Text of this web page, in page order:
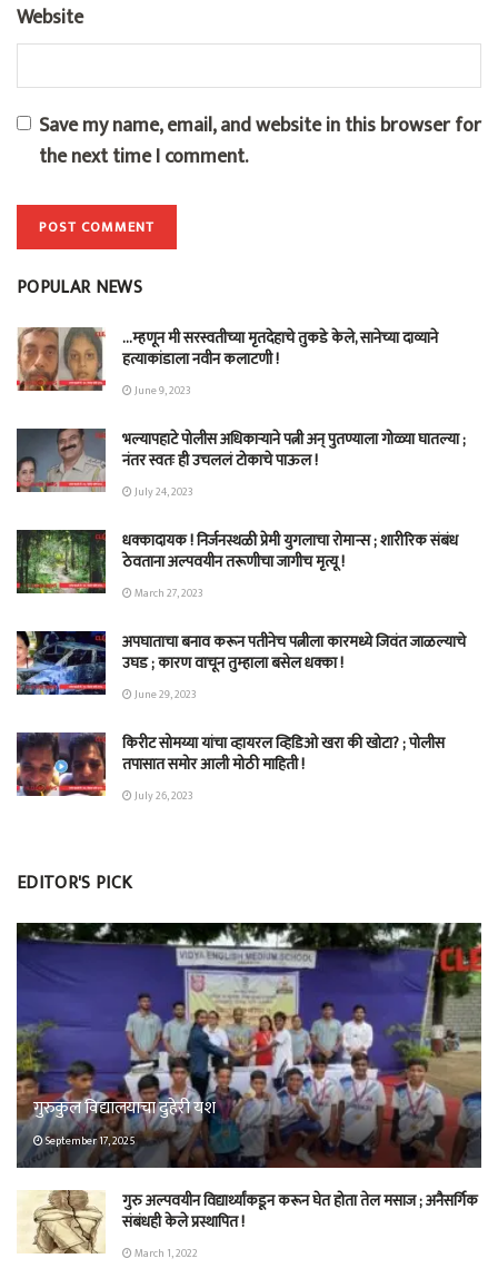
Website
Save my name, email, and website in this browser for
the next time I comment.
POPULAR NEWS
…म्हणून मी सरस्वतीच्या मृतदेहाचे तुकडे केले, सानेच्या दाव्याने
हत्याकांडाला नवीन कलाटणी !
June 9, 2023
भल्यापहाटे पोलीस अधिकाऱ्याने पत्नी अन् पुतण्याला गोळ्या घातल्या ;
नंतर स्वतः ही उचललं टोकाचे पाऊल !
July 24, 2023
धक्कादायक ! निर्जनस्थळी प्रेमी युगलाचा रोमान्स ; शारीरिक संबंध
ठेवताना अल्पवयीन तरूणीचा जागीच मृत्यू !
March 27, 2023
अपघाताचा बनाव करून पतीनेच‎ पत्नीला कारमध्ये जिवंत जाळल्याचे
उघड ; कारण वाचून तुम्हाला बसेल धक्का !
June 29, 2023
किरीट सोमय्या यांचा व्हायरल व्हिडिओ खरा की खोटा? ; पोलीस
तपासात समोर आली मोठी माहिती !
July 26, 2023
EDITOR'S PICK
गुरुकुल विद्यालयाचा दुहेरी यश
September 17, 2025
गुरु अल्पवयीन विद्यार्थ्यांकडून करून घेत होता तेल मसाज ; अनैसर्गिक
संबंधही केले प्रस्थापित !
March 1, 2022